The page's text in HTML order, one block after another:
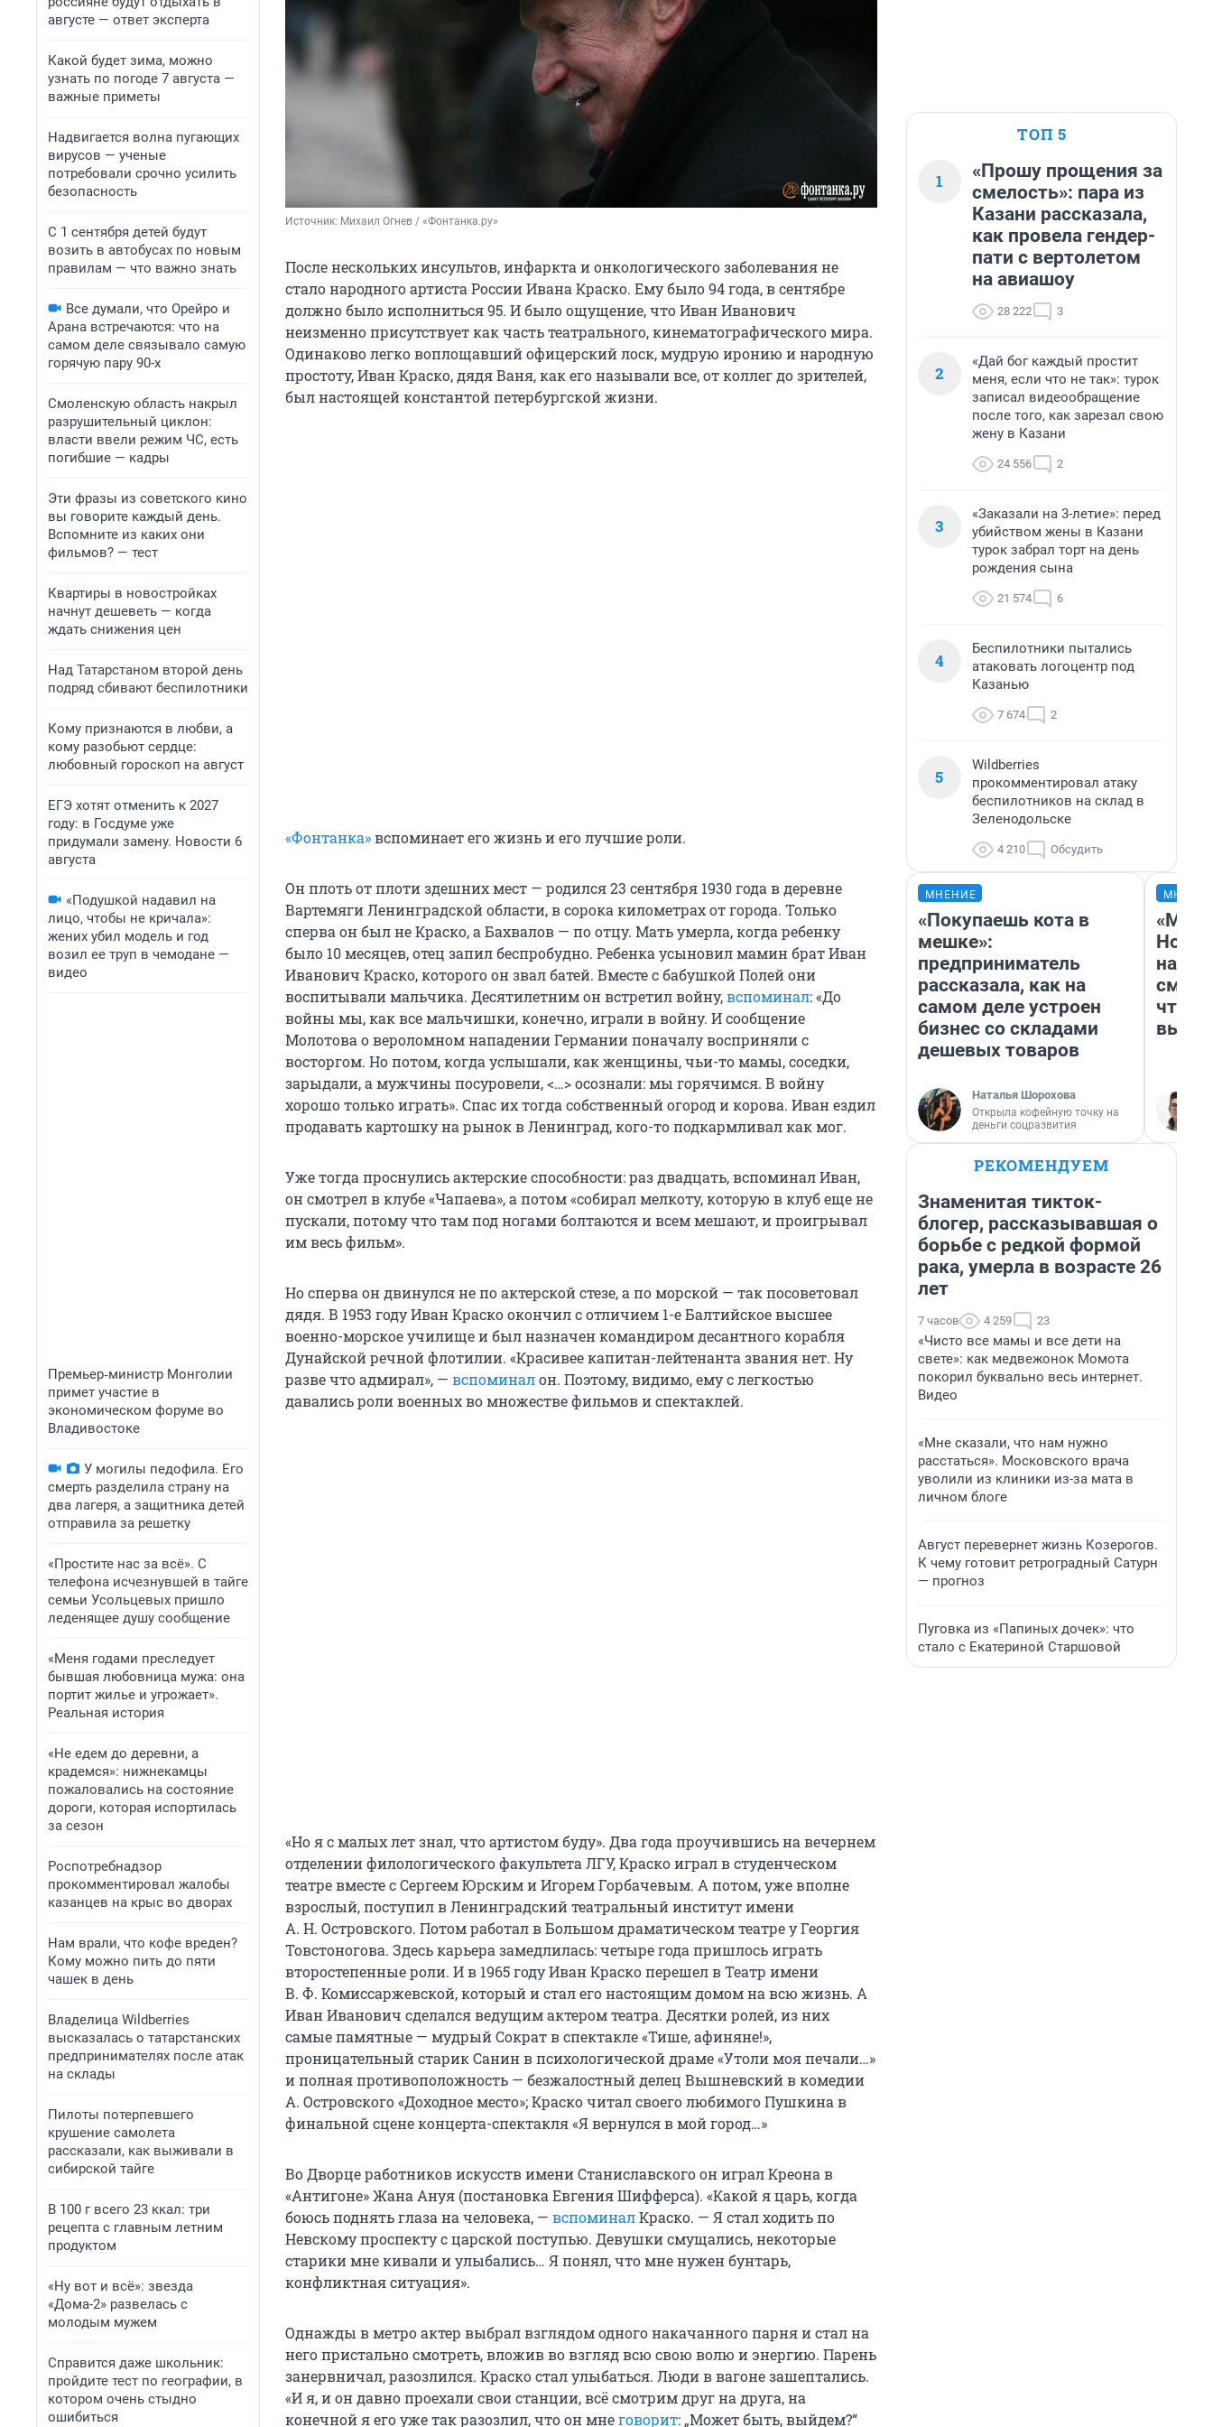
августе — ответ эксперта
Какой будет зима, можно
узнать по погоде 7 августа —
важные приметы
Надвигается волна пугающих
вирусов — ученые
потребовали срочно усилить
безопасность
С 1 сентября детей будут
возить в автобусах по новым
правилам — что важно знать
Все думали, что Орейро и
Арана встречаются: что на
самом деле связывало самую
горячую пару 90-х
Смоленскую область накрыл
разрушительный циклон:
власти ввели режим ЧС, есть
погибшие — кадры
Эти фразы из советского кино
вы говорите каждый день.
Вспомните из каких они
фильмов? — тест
Квартиры в новостройках
начнут дешеветь — когда
ждать снижения цен
Над Татарстаном второй день
подряд сбивают беспилотники
Кому признаются в любви, а
кому разобьют сердце:
любовный гороскоп на август
ЕГЭ хотят отменить к 2027
году: в Госдуме уже
придумали замену. Новости 6
августа
«Подушкой надавил на
лицо, чтобы не кричала»:
жених убил модель и год
возил ее труп в чемодане —
видео
Премьер‑министр Монголии
примет участие в
экономическом форуме во
Владивостоке
У могилы педофила. Его
смерть разделила страну на
два лагеря, а защитника детей
отправила за решетку
«Простите нас за всё». С
телефона исчезнувшей в тайге
семьи Усольцевых пришло
леденящее душу сообщение
«Меня годами преследует
бывшая любовница мужа: она
портит жилье и угрожает».
Реальная история
«Не едем до деревни, а
крадемся»: нижнекамцы
пожаловались на состояние
дороги, которая испортилась
за сезон
Роспотребнадзор
прокомментировал жалобы
казанцев на крыс во дворах
Нам врали, что кофе вреден?
Кому можно пить до пяти
чашек в день
Владелица Wildberries
высказалась о татарстанских
предпринимателях после атак
на склады
Пилоты потерпевшего
крушение самолета
рассказали, как выживали в
сибирской тайге
В 100 г всего 23 ккал: три
рецепта с главным летним
продуктом
«Ну вот и всё»: звезда
«Дома-2» развелась с
молодым мужем
Справится даже школьник:
пройдите тест по географии, в
котором очень стыдно
ошибиться
Источник: Михаил Огнев / «Фонтанка.ру»
После нескольких инсультов, инфаркта и онкологического заболевания не
стало народного артиста России Ивана Краско. Ему было 94 года, в сентябре
должно было исполниться 95. И было ощущение, что Иван Иванович
неизменно присутствует как часть театрального, кинематографического мира.
Одинаково легко воплощавший офицерский лоск, мудрую иронию и народную
простоту, Иван Краско, дядя Ваня, как его называли все, от коллег до зрителей,
был настоящей константой петербургской жизни.
«Фонтанка»вспоминает его жизнь и его лучшие роли.
Он плоть от плоти здешних мест — родился 23 сентября 1930 года в деревне
Вартемяги Ленинградской области, в сорока километрах от города. Только
сперва он был не Краско, а Бахвалов — по отцу. Мать умерла, когда ребенку
было 10 месяцев, отец запил беспробудно. Ребенка усыновил мамин брат Иван
Иванович Краско, которого он звал батей. Вместе с бабушкой Полей они
воспитывали мальчика. Десятилетним он встретил войну,вспоминал: «До
войны мы, как все мальчишки, конечно, играли в войну. И сообщение
Молотова о вероломном нападении Германии поначалу восприняли с
восторгом. Но потом, когда услышали, как женщины, чьи-то мамы, соседки,
зарыдали, а мужчины посуровели, <…> осознали: мы горячимся. В войну
хорошо только играть». Спас их тогда собственный огород и корова. Иван ездил
продавать картошку на рынок в Ленинград, кого-то подкармливал как мог.
Уже тогда проснулись актерские способности: раз двадцать, вспоминал Иван,
он смотрел в клубе «Чапаева», а потом «собирал мелкоту, которую в клуб еще не
пускали, потому что там под ногами болтаются и всем мешают, и проигрывал
им весь фильм».
Но сперва он двинулся не по актерской стезе, а по морской — так посоветовал
дядя. В 1953 году Иван Краско окончил с отличием 1-е Балтийское высшее
военно-морское училище и был назначен командиром десантного корабля
Дунайской речной флотилии. «Красивее капитан-лейтенанта звания нет. Ну
разве что адмирал», — вспоминалон. Поэтому, видимо, ему с легкостью
давались роли военных во множестве фильмов и спектаклей.
«Но я с малых лет знал, что артистом буду». Два года проучившись на вечернем
отделении филологического факультета ЛГУ, Краско играл в студенческом
театре вместе с Сергеем Юрским и Игорем Горбачевым. А потом, уже вполне
взрослый, поступил в Ленинградский театральный институт имени
А. Н. Островского. Потом работал в Большом драматическом театре у Георгия
Товстоногова. Здесь карьера замедлилась: четыре года пришлось играть
второстепенные роли. И в 1965 году Иван Краско перешел в Театр имени
В. Ф. Комиссаржевской, который и стал его настоящим домом на всю жизнь. А
Иван Иванович сделался ведущим актером театра. Десятки ролей, из них
самые памятные — мудрый Сократ в спектакле «Тише, афиняне!»,
проницательный старик Санин в психологической драме «Утоли моя печали…»
и полная противоположность — безжалостный делец Вышневский в комедии
А. Островского«Доходное место»; Краско читал своего любимого Пушкина в
финальной сцене концерта-спектакля «Я вернулся в мой город…»
Во Дворце работников искусств имени Станиславского он играл Креона в
«Антигоне» Жана Ануя (постановка Евгения Шифферса). «Какой я царь, когда
боюсь поднять глаза на человека, — вспоминалКраско. — Я стал ходить по
Невскому проспекту с царской поступью. Девушки смущались, некоторые
старики мне кивали и улыбались… Я понял, что мне нужен бунтарь,
конфликтная ситуация».
Однажды в метро актер выбрал взглядом одного накачанного парня и стал на
него пристально смотреть, вложив во взгляд всю свою волю и энергию. Парень
занервничал, разозлился. Краско стал улыбаться. Люди в вагоне зашептались.
«И я, и он давно проехали свои станции, всё смотрим друг на друга, на
конечной я его уже так разозлил, что он мнеговорит: „Может быть, выйдем?“
ТОП 5
1
«Прошу прощения за
смелость»: пара из
Казани рассказала,
как провела гендер-
пати с вертолетом
на авиашоу
28 222 3
2
«Дай бог каждый простит
меня, если что не так»: турок
записал видеообращение
после того, как зарезал свою
жену в Казани
24 556 2
3
«Заказали на 3-летие»: перед
убийством жены в Казани
турок забрал торт на день
рождения сына
21 574 6
4
Беспилотники пытались
атаковать логоцентр под
Казанью
7 674 2
5
Wildberries
прокомментировал атаку
беспилотников на склад в
Зеленодольске
4 210 Обсудить
МНЕНИЕ
«Покупаешь кота в
мешке»:
предприниматель
рассказала, как на
самом деле устроен
бизнес со складами
дешевых товаров
Наталья Шорохова
Открыла кофейную точку на
деньги соцразвития
«Мы
РЕКОМЕНДУЕМ
Знаменитая тикток-
блогер, рассказывавшая о
борьбе с редкой формой
рака, умерла в возрасте 26
лет
7 часов 4 259 23
«Чисто все мамы и все дети на
свете»: как медвежонок Момота
покорил буквально весь интернет.
Видео
«Мне сказали, что нам нужно
расстаться». Московского врача
уволили из клиники из-за мата в
личном блоге
Август перевернет жизнь Козерогов.
К чему готовит ретроградный Сатурн
— прогноз
Пуговка из «Папиных дочек»: что
стало с Екатериной Старшовой